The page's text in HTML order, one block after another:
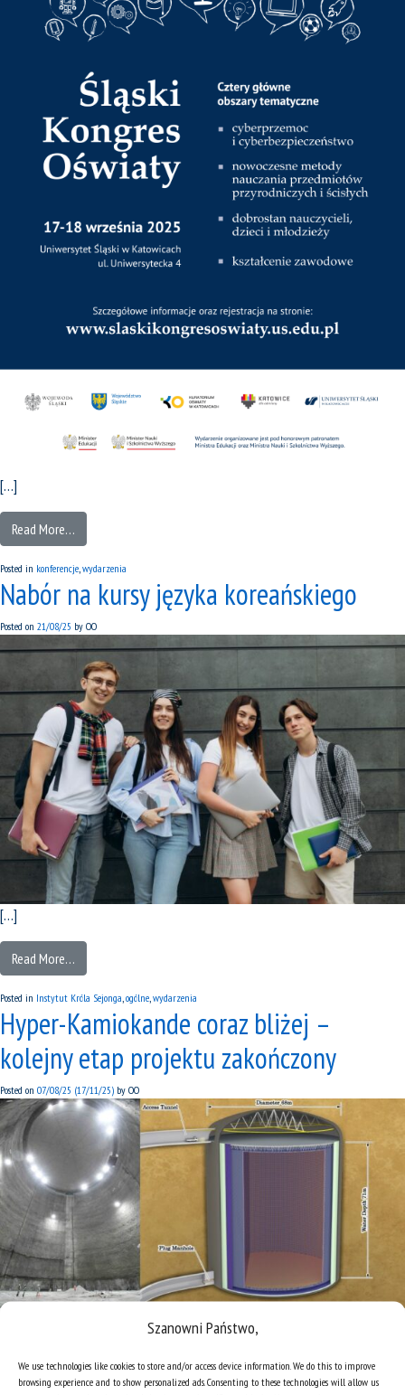
Szanowni Państwo,
We use technologies like cookies to store and/or access device information. We do this to improve
browsing experience and to show personalized ads. Consenting to these technologies will allow us
[…]
Read More…
Posted in konferencje wydarzenia
Nabór na kursy języka koreańskiego
Posted on 21/08/25 by OO
[…]
Read More…
Posted in Instytut Króla Sejonga,ogólne,wydarzenia
Hyper-Kamiokande coraz bliżej –
kolejny etap projektu zakończony
Posted on 07/08/25 (17/11/25) by OO
Read More…